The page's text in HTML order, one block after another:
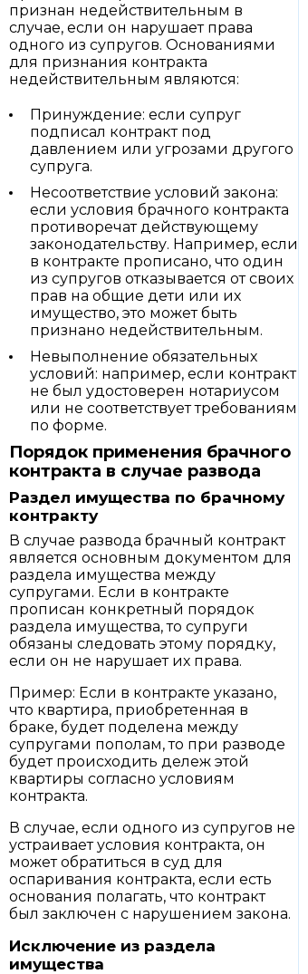
признан недействительным в
случае, если он нарушает права
одного из супругов. Основаниями
для признания контракта
недействительным являются:
Принуждение: если супруг
подписал контракт под
давлением или угрозами другого
супруга.
Несоответствие условий закона:
если условия брачного контракта
противоречат действующему
законодательству. Например, если
в контракте прописано, что один
из супругов отказывается от своих
прав на общие дети или их
имущество, это может быть
признано недействительным.
Невыполнение обязательных
условий: например, если контракт
не был удостоверен нотариусом
или не соответствует требованиям
по форме.
Порядок применения брачного
контракта в случае развода
Раздел имущества по брачному
контракту
В случае развода брачный контракт
является основным документом для
раздела имущества между
супругами. Если в контракте
прописан конкретный порядок
раздела имущества, то супруги
обязаны следовать этому порядку,
если он не нарушает их права.
Пример: Если в контракте указано,
что квартира, приобретенная в
браке, будет поделена между
супругами пополам, то при разводе
будет происходить дележ этой
квартиры согласно условиям
контракта.
В случае, если одного из супругов не
устраивает условия контракта, он
может обратиться в суд для
оспаривания контракта, если есть
основания полагать, что контракт
был заключен с нарушением закона.
Исключение из раздела
имущества